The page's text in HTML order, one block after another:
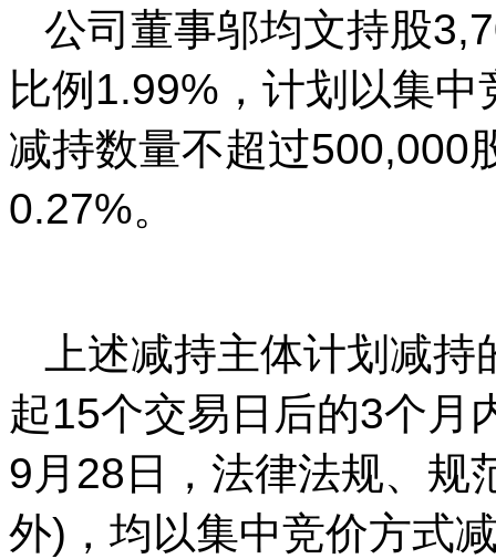
公司董事邬均文持股
比例1.99%，计划以集
减持数量不超过500,000
0.27%。
上述减持主体计划减
起15个交易日后的3个月
9月28日，法律法规、规
外)，均以集中竞价方式